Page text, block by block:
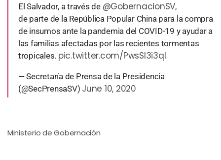
El Salvador, a través de @GobernacionSV,
de parte de la República Popular China para la compra
de insumos ante la pandemia del COVID-19 y ayudar a
las familias afectadas por las recientes tormentas
tropicales. pic.twitter.com/PwsSI3i3qI
— Secretaría de Prensa de la Presidencia
(@SecPrensaSV) June 10, 2020
Ministerio de Gobernación